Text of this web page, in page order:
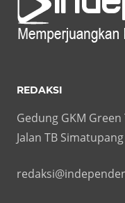
REDAKSI
Gedung GKM
Jalan TB